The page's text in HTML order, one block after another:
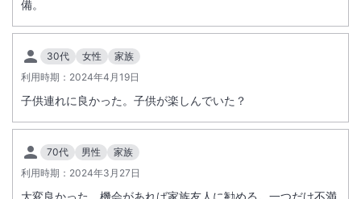
備。
30代 女性
家族
利用時期： 2024年4月19日
子供連れに良かった。子供が楽しんでいた？
70代 男性
家族
利用時期： 2024年3月27日
大変良かった、機会があれば家族友人に勧める。一つだけ不満